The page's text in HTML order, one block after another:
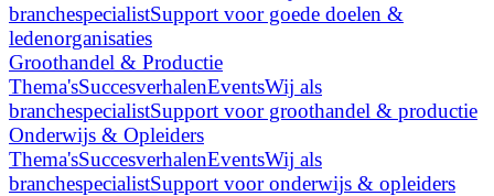
branchespecialistSupport voor goede doelen &
ledenorganisaties
Groothandel & Productie
Thema'sSuccesverhalenEventsWij als
branchespecialistSupport voor groothandel & productie
Onderwijs & Opleiders
Thema'sSuccesverhalenEventsWij als
branchespecialistSupport voor onderwijs & opleiders